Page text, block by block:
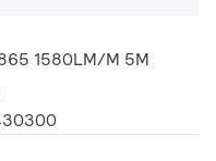
1580LM/M 5M